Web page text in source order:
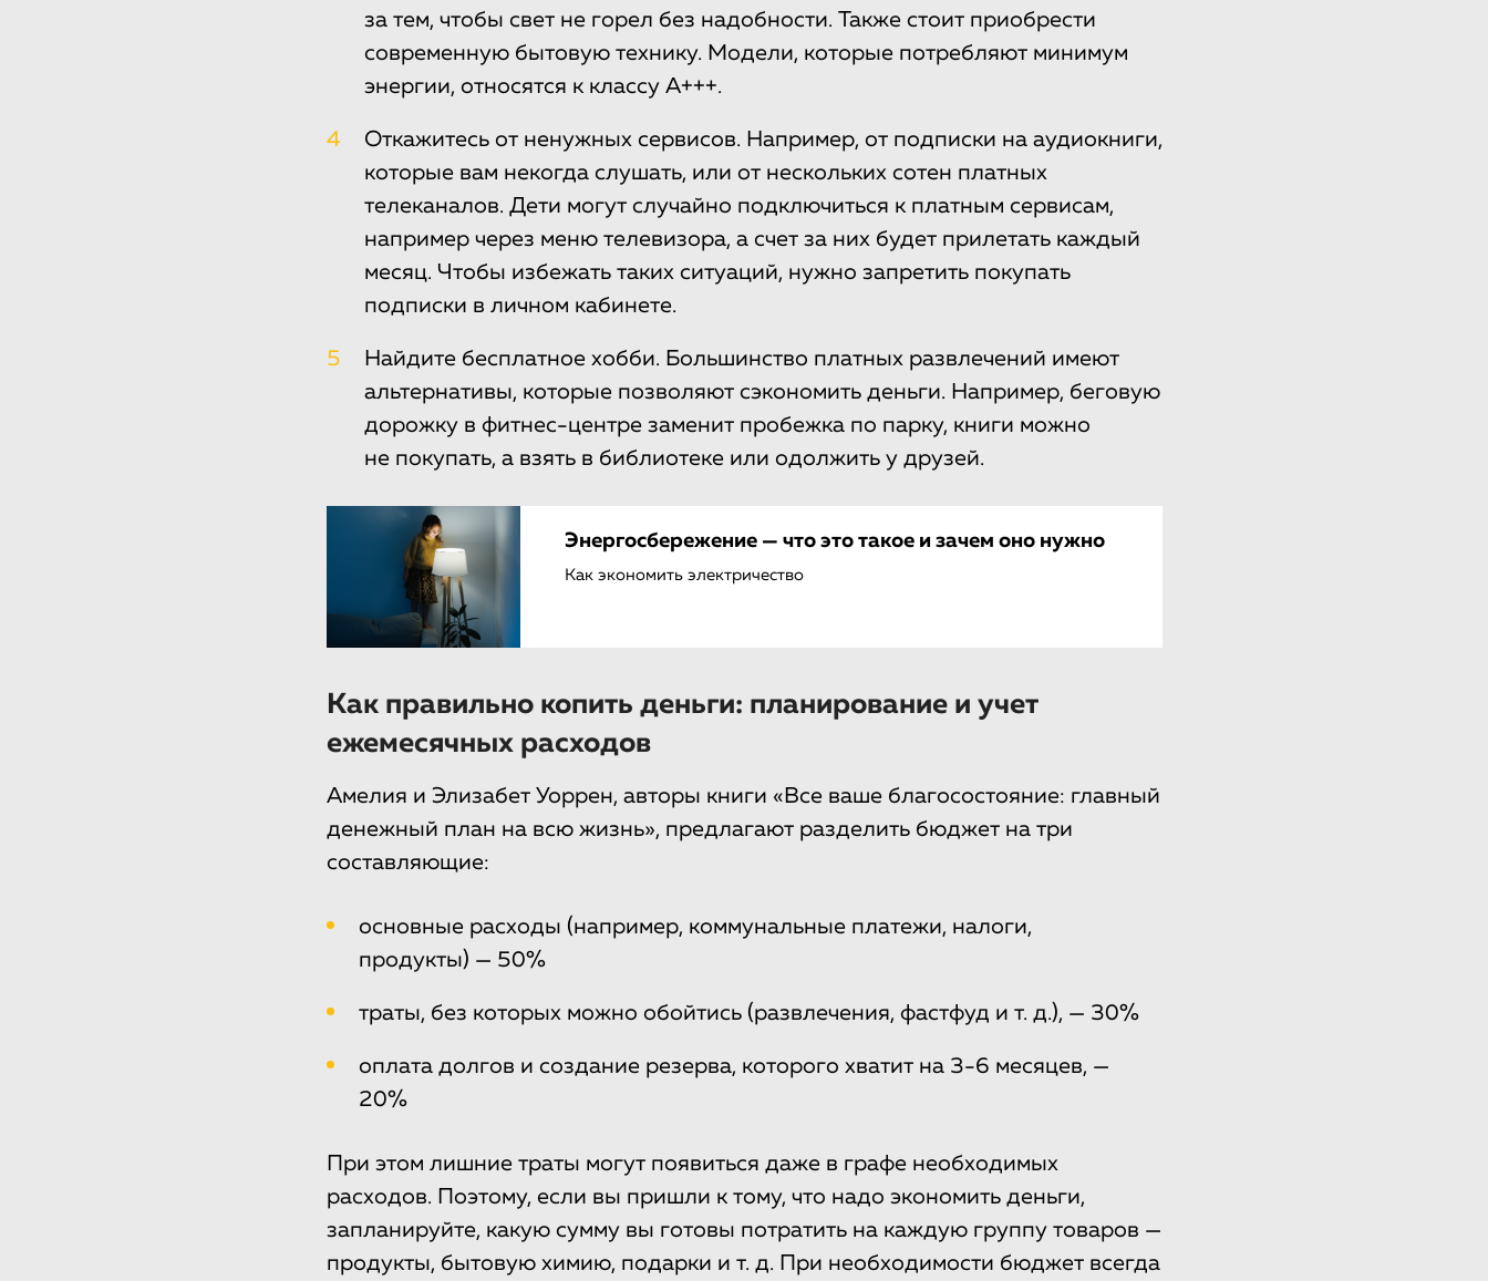
за тем, чтобы свет не горел без надобности. Также стоит приобрести
современную бытовую технику. Модели, которые потребляют минимум
энергии, относятся к классу A+++.
4
Откажитесь от ненужных сервисов. Например, от подписки на аудиокниги,
которые вам некогда слушать, или от нескольких сотен платных
телеканалов. Дети могут случайно подключиться к платным сервисам,
например через меню телевизора, а счет за них будет прилетать каждый
месяц. Чтобы избежать таких ситуаций, нужно запретить покупать
подписки в личном кабинете.
5
Найдите бесплатное хобби. Большинство платных развлечений имеют
альтернативы, которые позволяют сэкономить деньги. Например, беговую
дорожку в фитнес-центре заменит пробежка по парку, книги можно
не покупать, а взять в библиотеке или одолжить у друзей.
Энергосбережение — что это такое и зачем оно нужно
Как экономить электричество
Как правильно копить деньги: планирование и учет
ежемесячных расходов
Амелия и Элизабет Уоррен, авторы книги «Все ваше благосостояние: главный
денежный план на всю жизнь», предлагают разделить бюджет на три
составляющие:
основные расходы (например, коммунальные платежи, налоги,
продукты) — 50%
траты, без которых можно обойтись (развлечения, фастфуд и т. д.), — 30%
оплата долгов и создание резерва, которого хватит на 3-6 месяцев, —
20%
При этом лишние траты могут появиться даже в графе необходимых
расходов. Поэтому, если вы пришли к тому, что надо экономить деньги,
запланируйте, какую сумму вы готовы потратить на каждую группу товаров —
продукты, бытовую химию, подарки и т. д. При необходимости бюджет всегда